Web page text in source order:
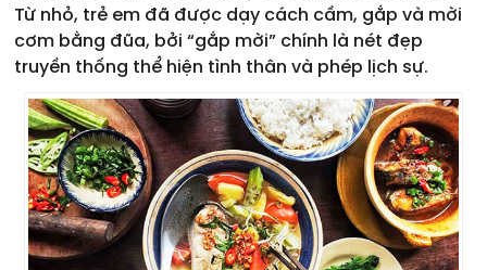
Từ nhỏ, trẻ em đã được dạy cách cầm, gắp và mời
cơm bằng đũa, bởi “gắp mời” chính là nét đẹp
truyền thống thể hiện tình thân và phép lịch sự.